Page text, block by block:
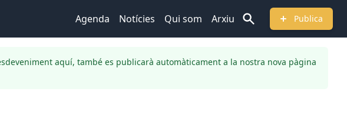
Agenda Notícies Qui som Arxiu Publica
aquí, també es publicarà automàticament a la nostra nova pàgina